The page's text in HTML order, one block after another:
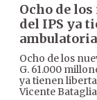
Ocho de
del IPS ya
ambulatoria
Ocho de los
G. 61.000
ya tienen
Vicente